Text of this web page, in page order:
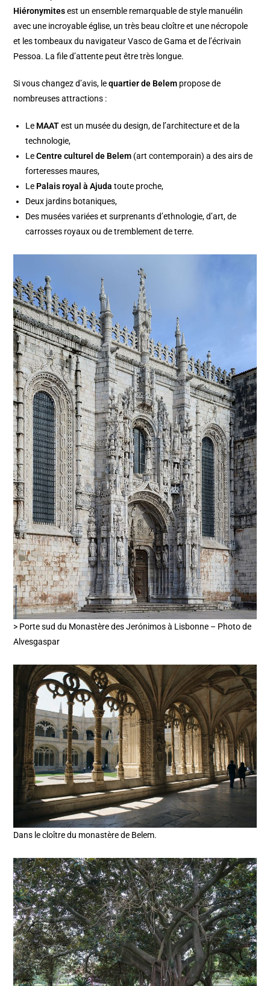
Hiéronymitesest un ensemble remarquable de style manuélin
avec une incroyable église, un très beau cloître et une nécropole
et les tombeaux du navigateur Vasco de Gama et de l’écrivain
Pessoa. La file d’attente peut être très longue.
Si vous changez d’avis, lequartier de Belem propose de
nombreuses attractions :
Le MAATest un musée du design, de l’architecture et de la
technologie,
LeCentre culturel de Belem (art contemporain) a des airs de
forteresses maures,
Le Palais royal à Ajuda toute proche,
Deux jardins botaniques,
Des musées variées et surprenants d’ethnologie, d’art, de
carrosses royaux ou de tremblement de terre.
> Porte sud du Monastère des Jerónimos à Lisbonne – Photo de
Alvesgaspar
Dans le cloître du monastère de Belem.